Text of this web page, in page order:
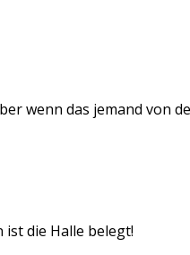
wenn das jemand von
die Halle belegt!